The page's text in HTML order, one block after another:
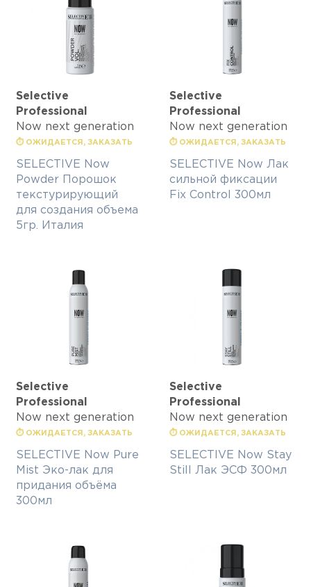
Selective
Professional
Now next generation
⏱ ОЖИДАЕТСЯ, ЗАКАЗАТЬ
SELECTIVE Now
Powder Порошок
текстурирующий
для создания объема
5гр. Италия
Selective
Professional
Now next generation
⏱ ОЖИДАЕТСЯ, ЗАКАЗАТЬ
SELECTIVE Now Лак
сильной фиксации
Fix Control 300мл
Selective
Professional
Now next generation
⏱ ОЖИДАЕТСЯ, ЗАКАЗАТЬ
SELECTIVE Now Pure
Mist Эко-лак для
придания объёма
300мл
Selective
Professional
Now next generation
⏱ ОЖИДАЕТСЯ, ЗАКАЗАТЬ
SELECTIVE Now Stay
Still Лак ЭСФ 300мл